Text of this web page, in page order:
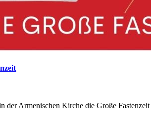
in der Armenischen Kirche die Große